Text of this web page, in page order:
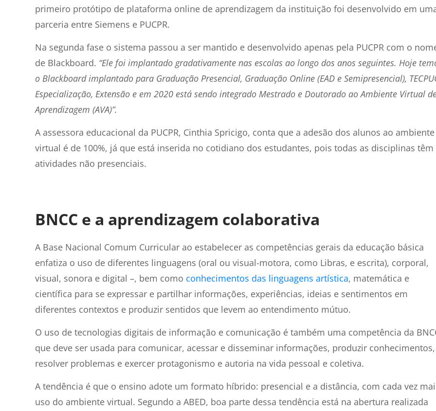
primeiro protótipo de plataforma online de aprendizagem da instituição foi desenvolvido em
parceria entre Siemens e PUCPR.
Na segunda fase o sistema passou a ser mantido e desenvolvido apenas pela PUCPR com o
de Blackboard. “Ele foi implantado gradativamente nas escolas ao longo dos anos seguintes. Hoje
o Blackboard implantado para Graduação Presencial, Graduação Online (EAD e Semipresencial),
Especialização, Extensão e em 2020 está sendo integrado Mestrado e Doutorado ao Ambiente Virtual
Aprendizagem (AVA)”.
A assessora educacional da PUCPR, Cinthia Spricigo, conta que a adesão dos alunos ao ambiente
virtual é de 100%, já que está inserida no cotidiano dos estudantes, pois todas as disciplinas têm
atividades não presenciais.
BNCC e a aprendizagem colaborativa
A Base Nacional Comum Curricular ao estabelecer as competências gerais da educação básica
enfatiza o uso de diferentes linguagens (oral ou visual-motora, como Libras, e escrita), corporal,
visual, sonora e digital –, bem como conhecimentos das linguagens artística, matemática e
científica para se expressar e partilhar informações, experiências, ideias e sentimentos em
diferentes contextos e produzir sentidos que levem ao entendimento mútuo.
O uso de tecnologias digitais de informação e comunicação é também uma competência da
que deve ser usada para comunicar, acessar e disseminar informações, produzir conhecimentos,
resolver problemas e exercer protagonismo e autoria na vida pessoal e coletiva.
A tendência é que o ensino adote um formato híbrido: presencial e a distância, com cada vez
uso do ambiente virtual. Segundo a ABED, boa parte dessa tendência está na abertura realizada